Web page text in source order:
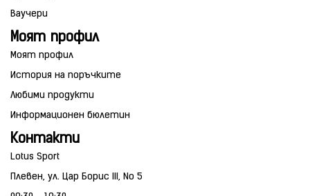
Ваучери
Моят профил
Моят профил
История на поръчките
Любими продукти
Информационен бюлетин
Контакти
Lotus Sport
Плевен, ул. Цар Борис III, No 5